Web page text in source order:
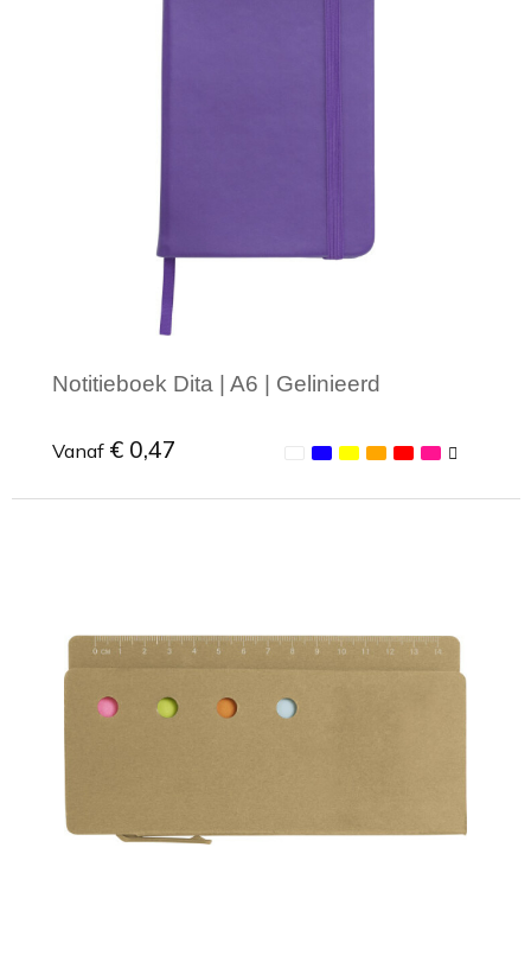
Notitieboek Dita | A6 | Gelinieerd
Vanaf € 0,47